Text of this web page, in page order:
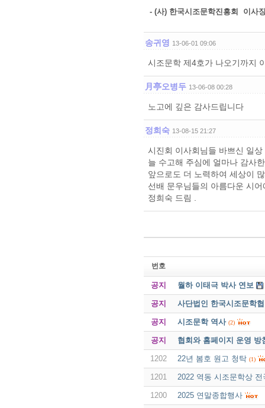
- (사) 한국시조문학진흥회 이사
송귀영 13-06-01 09:06
시조문학 제4호가 나오기까지
月亭오병두 13-06-08 00:28
노고에 깊은 감사드립니다
정희숙 13-08-15 21:27
시진회 이사회님들 바쁘신 일
늘 수고해 주심에 얼마나 감사
앞으로도 더 노력하여 세상이
선배 문우님들의 아름다운 시
정희숙 드림 .
번호
공지 월하 이태극 박사 연보
공지 사단법인 한국시조문학
공지 시조문학 역사 (2)
공지 협회와 홈페이지 운영 방
1202 22년 봄호 원고 청탁 (1)
1201 2022 역동 시조문학상 전
1200 2025 연말종합행사